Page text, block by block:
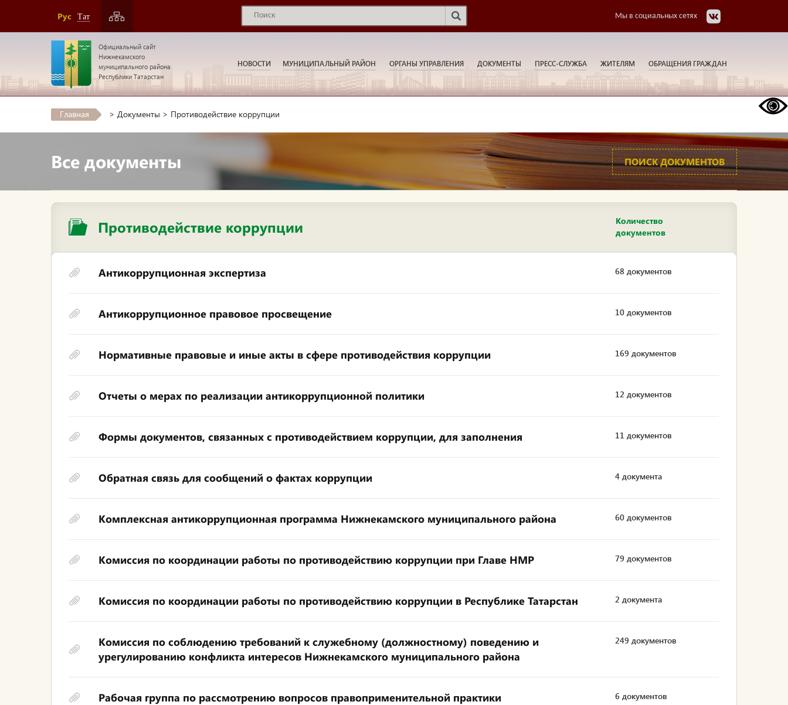
Рус Тат Мы в социальных сетях
Официальный сайт
Нижнекамского
муниципального района
Республики Татарстан
НОВОСТИ МУНИЦИПАЛЬНЫЙ РАЙОН ОРГАНЫ УПРАВЛЕНИЯ ДОКУМЕНТЫ ПРЕСС-СЛУЖБА ЖИТЕЛЯМ ОБРАЩЕНИЯ ГРАЖДАН
Главная > Документы > Противодействие коррупции
Все документы ПОИСК ДОКУМЕНТОВ
Противодействие коррупции
Количество
документов
Антикоррупционная экспертиза 68 документов
Антикоррупционное правовое просвещение 10 документов
Нормативные правовые и иные акты в сфере противодействия коррупции 169 документов
Отчеты о мерах по реализации антикоррупционной политики 12 документов
Формы документов, связанных с противодействием коррупции, для заполнения 11 документов
Обратная связь для сообщений о фактах коррупции 4 документа
Комплексная антикоррупционная программа Нижнекамского муниципального района 60 документов
Комиссия по координации работы по противодействию коррупции при Главе НМР 79 документов
Комиссия по координации работы по противодействию коррупции в Республике Татарстан 2 документа
Комиссия по соблюдению требований к служебному (должностному) поведению и
урегулированию конфликта интересов Нижнекамского муниципального района
249 документов
Рабочая группа по рассмотрению вопросов правоприменительной практики 6 документов